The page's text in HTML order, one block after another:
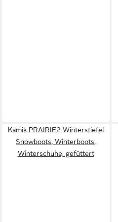
Kamik PRAIRIE2 Winterstiefel
Snowboots, Winterboots,
Winterschuhe, gefüttert